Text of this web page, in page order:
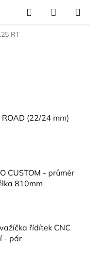
Hledat
KOŠÍK
RT
ROAD (22/24 mm)
CUSTOM - průměr
810mm
řídítek CNC
- pár